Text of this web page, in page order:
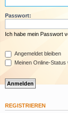
Passwort:
Ich habe mein Passwort
Angemeldet bleiben
Meinen Online-
REGISTRIEREN